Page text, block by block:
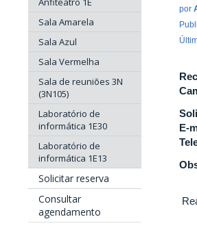
Sala Amarela
Sala Azul
Sala Vermelha
Sala de reuniões 3N
(3N105)
Laboratório de
informática 1E30
Laboratório de
informática 1E13
Solicitar reserva
Consultar
agendamento
por
E-